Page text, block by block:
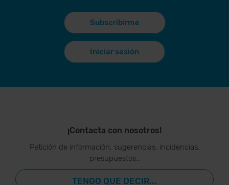
Subscribirme
Iniciar sesión
¡Contacta con nosotros!
Petición de información, sugerencias, incidencias,
presupuestos…
TENGO QUE DECIR...